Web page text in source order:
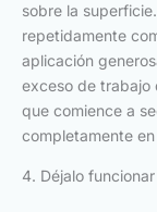
sobre la
repetidamente
aplicación
exceso de trabajo
que comience a
completamente
4. Déjalo funcionar